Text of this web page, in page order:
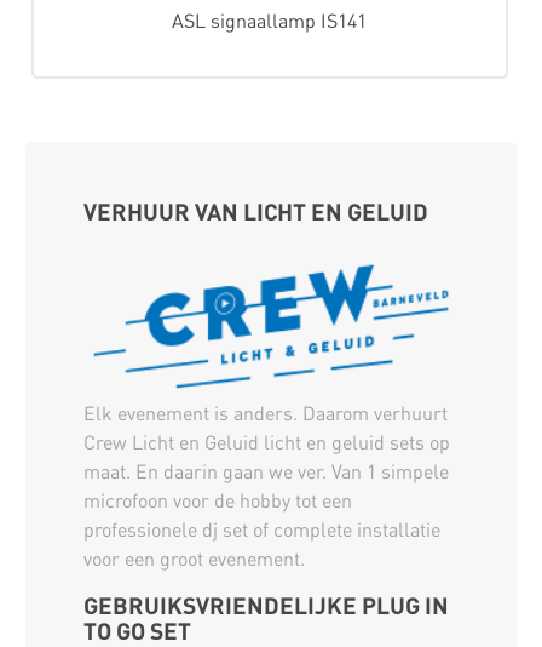
ASL signaallamp IS141
VERHUUR VAN LICHT EN GELUID
Elk evenement is anders. Daarom verhuurt
Crew Licht en Geluid licht en geluid sets op
maat. En daarin gaan we ver. Van 1 simpele
microfoon voor de hobby tot een
professionele dj set of complete installatie
voor een groot evenement.
GEBRUIKSVRIENDELIJKE PLUG IN
TO GO SET